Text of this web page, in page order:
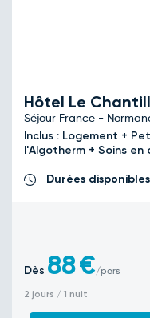
Hôtel Le
Séjour France -
Inclus : Logement +
l'Algotherm + Soins en
Durées disponibles
Dès 88€/pers
2 jours / 1 nuit